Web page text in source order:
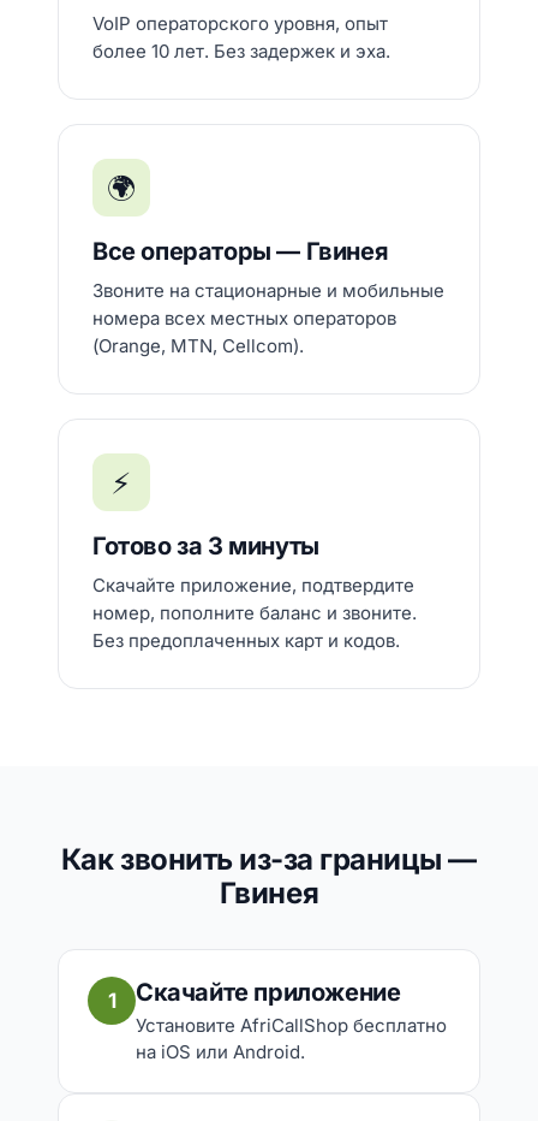
VoIP операторского уровня, опыт
более 10 лет. Без задержек и эха.
🌍
Все операторы — Гвинея
Звоните на стационарные и мобильные
номера всех местных операторов
(Orange, MTN, Cellcom).
⚡
Готово за 3 минуты
Скачайте приложение, подтвердите
номер, пополните баланс и звоните.
Без предоплаченных карт и кодов.
Как звонить из-за границы —
Гвинея
1 Скачайте приложение
Установите AfriCallShop бесплатно
на iOS или Android.